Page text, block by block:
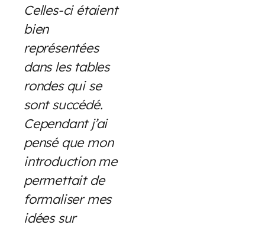
Celles-ci étaient
bien
représentées
dans les tables
rondes qui se
sont succédé.
Cependant j’ai
pensé que mon
introduction me
permettait de
formaliser mes
idées sur